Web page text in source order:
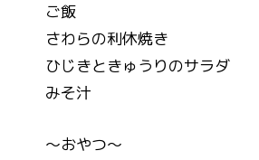
ご飯
さわらの利休焼き
ひじきときゅうりのサラダ
みそ汁
～おやつ～